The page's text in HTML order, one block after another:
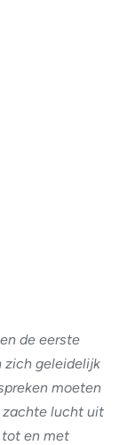
de eerste
zich geleidelijk
moeten
zachte lucht uit
tot en met